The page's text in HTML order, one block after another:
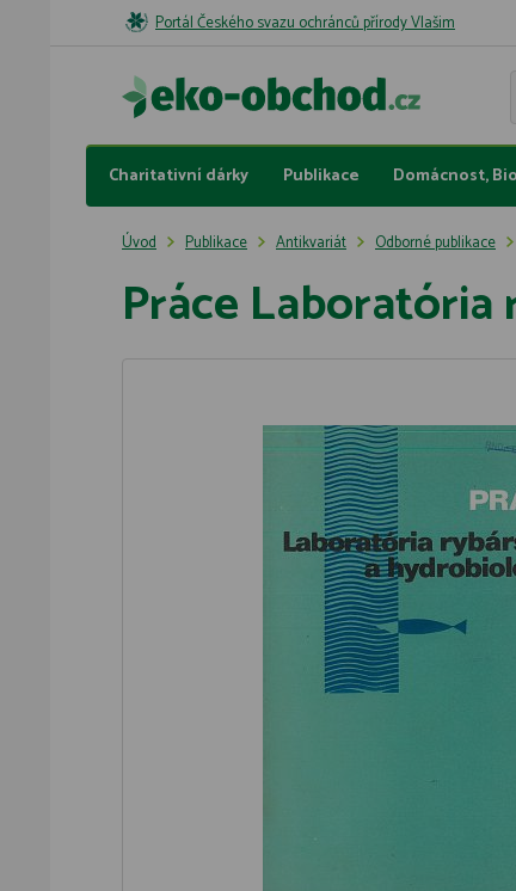
Portál Českého svazu ochránců přírody Vlašim
Charitativní dárky Publikace Domácnost,
Úvod Publikace Antikvariát Odborné publikace
Práce